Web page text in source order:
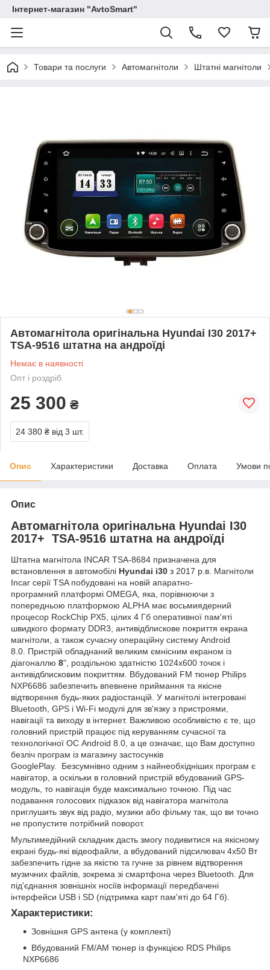
Інтернет-магазин "AvtoSmart"
Товари та послуги Автомагнітоли Штатні магнітоли
Автомагнітола оригінальна Hyundai I30 2017+
TSA-9516 штатна на андроїді
Немає в наявності
Опт і роздріб
25 300 ₴
24 380 ₴ від 3 шт.
Опис Характеристики Доставка Оплата Умови
Опис
Автомагнітола оригінальна Hyundai I30
2017+ TSA-9516 штатна на андроїді
Штатна магнітола INCAR TSA-8684 призначена для
встановлення в автомобілі Hyundai i30 з 2017 р.в. Магнітоли
Incar серії TSA побудовані на новій апаратно-
програмний платформі OMEGA, яка, порівнюючи з
попередньою платформою ALPHA має восьмиядерний
процесор RockChip PX5, цілих 4 Гб оперативної пам'яті
швидкого формату DDR3, антивідблискове покриття екрана
магнітоли, а також сучасну операційну систему Android
8.0. Пристрій обладнаний великим ємнісним екраном із
діагоналлю 8", роздільною здатністю 1024х600 точок і
антивідблисковим покриттям. Вбудований FM тюнер Philips
NXP6686 забезпечить впевнене приймання та якісне
відтворення будь-яких радіостанцій. У магнітолі інтегровані
Bluetooth, GPS і Wi-Fi модулі для зв'язку з пристроями,
навігації та виходу в інтернет. Важливою особливістю є те, що
головний пристрій працює під керуванням сучасної та
технологічної ОС Android 8.0, а це означає, що Вам доступно
безліч програм із магазину застосунків
GooglePlay. Безсумнівно одним з найнеобхідніших програм є
навігатор, а оскільки в головний пристрій вбудований GPS-
модуль, то навігація буде максимально точною. Під час
подавання голосових підказок від навігатора магнітола
приглушить звук від радіо, музики або фільму так, що ви точно
не пропустите потрібний поворот.
Мультимедійний складник дасть змогу подивитися на якісному
екрані будь-які відеофайли, а вбудований підсилювач 4х50 Вт
забезпечить гідне за якістю та гучне за рівнем відтворення
музичних файлів, зокрема зі смартфона через Bluetooth. Для
під'єднання зовнішніх носіїв інформації передбачені
інтерфейси USB і SD (підтримка карт пам'яті до 64 Гб).
Характеристики:
Зовнішня GPS антена (у комплекті)
Вбудований FM/AM тюнер із функцією RDS Philips
NXP6686